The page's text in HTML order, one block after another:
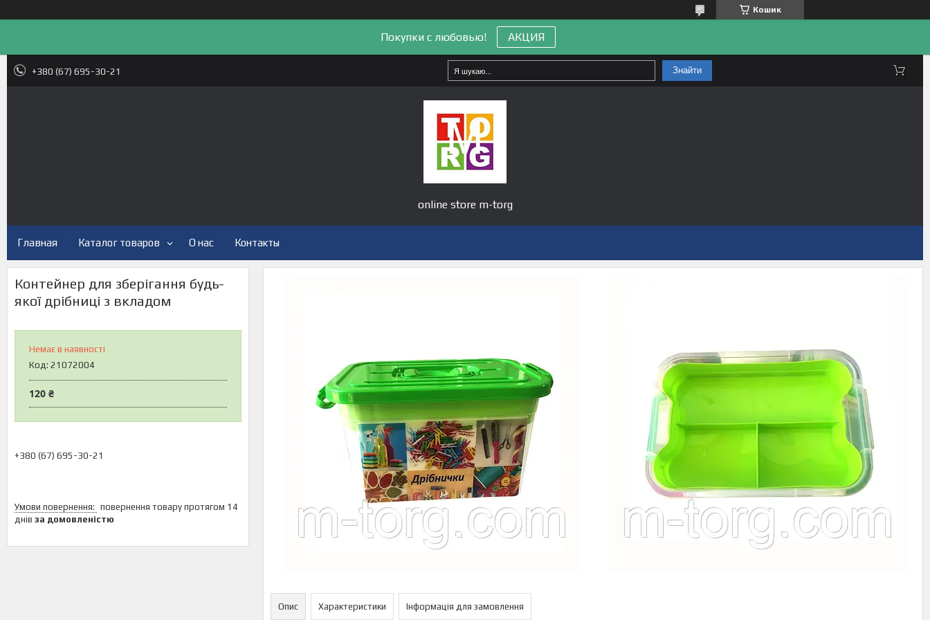
Кошик
Покупки с любовью! АКЦИЯ
+380 (67) 695-30-21 Знайти
online store m-torg
Главная Каталог товаров О нас Контакты
Контейнер для зберігання будь-
якої дрібниці з вкладом
Немає в наявності
Код: 21072004
120 ₴
+380 (67) 695-30-21
повернення товару протягом 14
днів за домовленістю
Опис Характеристики Інформація для замовлення